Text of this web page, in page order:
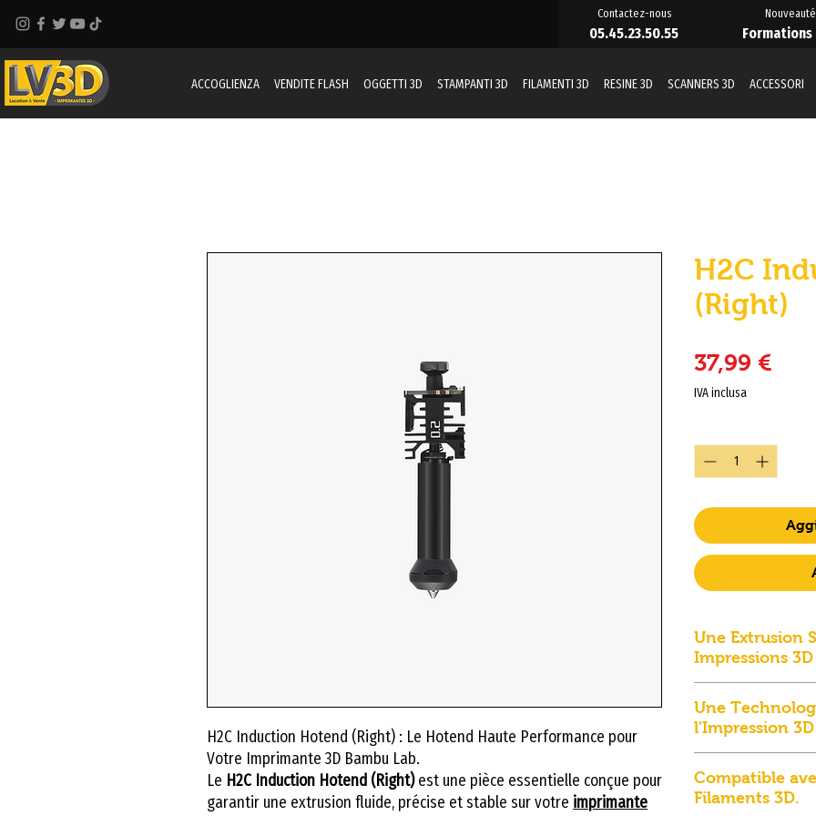
05.45.23.50.55
Contactez-nous
Formations
ACCOGLIENZA VENDITE FLASH OGGETTI 3D STAMPANTI 3D FILAMENTI 3D RESINE 3D SCANNERS 3D ACCESSORI
H2C Induction Hotend (Right) : Le Hotend Haute Performance pour
Votre Imprimante 3D Bambu Lab.
Le H2C Induction Hotend (Right)est une pièce essentielle conçue pour
garantir une extrusion fluide, précise et stable sur votre imprimante
H2C
(Right)
37,99 €
IVA inclusa
Une Extrusion
Impressions 3D
3D Plus Précises.
Le hotend joue
fonctionnement
qui chauffe le
Une
l’Impression
Haute Vitesse.
Compatible
Filaments 3D.